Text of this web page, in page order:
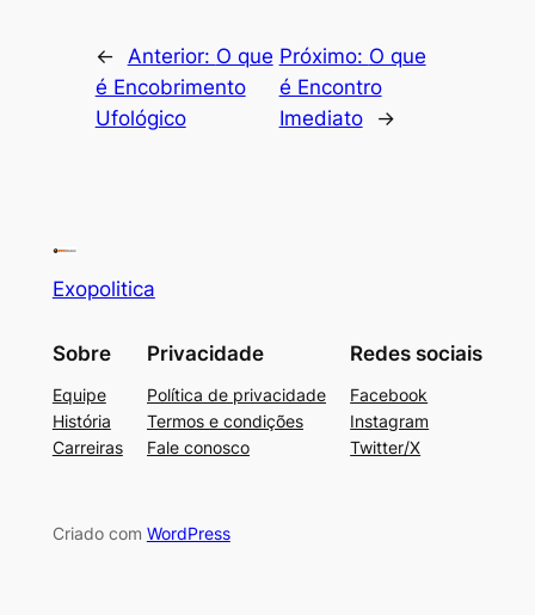
← Anterior: O que
é Encobrimento
Ufológico
Próximo: O que
é Encontro
Imediato
→
Exopolitica
Sobre
Equipe
História
Carreiras
Privacidade
Política de privacidade
Termos e condições
Fale conosco
Redes sociais
Facebook
Instagram
Twitter/X
Criado com WordPress